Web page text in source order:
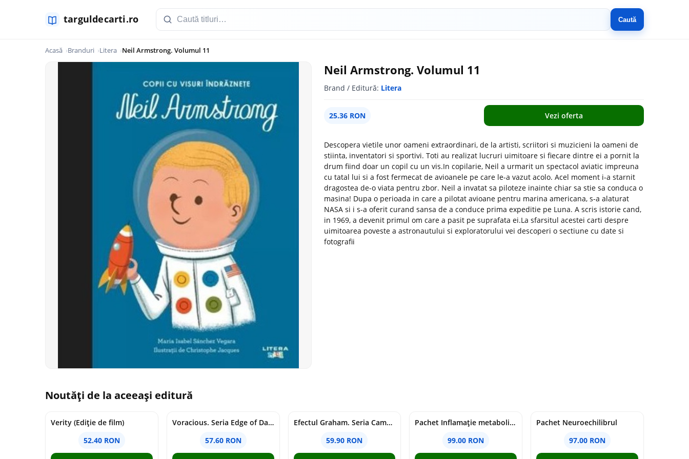
Caută
Acasă Branduri Litera Neil Armstrong. Volumul 11
Neil Armstrong. Volumul 11
Brand / Editură: Litera
25.36 RON Vezi oferta
Descopera vietile unor oameni extraordinari, de la artisti, scriitori si muzicieni la oameni de
stiinta, inventatori si sportivi. Toti au realizat lucruri uimitoare si fiecare dintre ei a pornit la
drum fiind doar un copil cu un vis.In copilarie, Neil a urmarit un spectacol aviatic impreuna
cu tatal lui si a fost fermecat de avioanele pe care le-a vazut acolo. Acel moment i-a starnit
dragostea de-o viata pentru zbor. Neil a invatat sa piloteze inainte chiar sa stie sa conduca o
masina! Dupa o perioada in care a pilotat avioane pentru marina americana, s-a alaturat
NASA si i s-a oferit curand sansa de a conduce prima expeditie pe Luna. A scris istorie cand,
in 1969, a devenit primul om care a pasit pe suprafata ei.La sfarsitul acestei carti despre
uimitoarea poveste a astronautului si exploratorului vei descoperi o sectiune cu date si
fotografii
Noutăți de la aceeași editură
Verity (Ediție de film)
52.40 RON
Voracious. Seria Edge of Darkness Vol.2
57.60 RON
Efectul Graham. Seria Campus Diaries Vol.1
59.90 RON
Pachet Inflamație metabolism și creier
99.00 RON
Pachet Neuroechilibrul
97.00 RON